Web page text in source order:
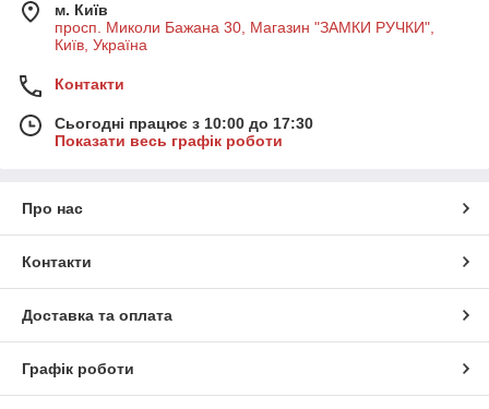
м. Київ
просп. Миколи Бажана 30, Магазин "ЗАМКИ РУЧКИ",
Київ, Україна
Контакти
Сьогодні працює з 10:00 до 17:30
Показати весь графік роботи
Про нас
Контакти
Доставка та оплата
Графік роботи